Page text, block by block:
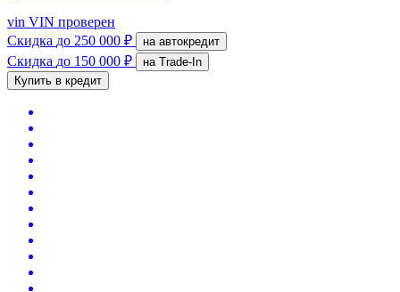
vin VIN проверен
Скидка до 250 000 ₽ на автокредит
Скидка до 150 000 ₽
на Trade-In
Купить в кредит